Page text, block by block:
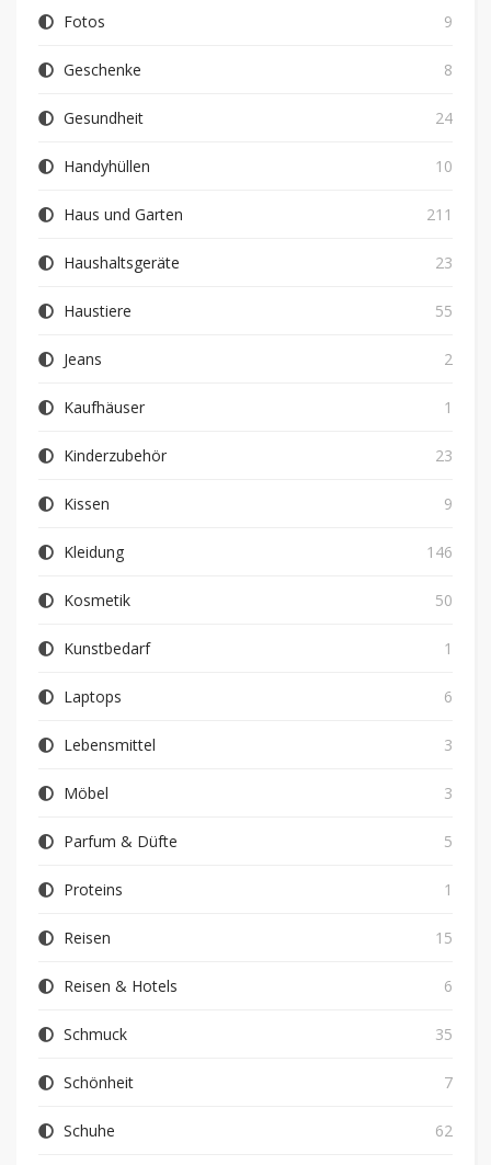
Fotos 9
Geschenke 8
Gesundheit 24
Handyhüllen 10
Haus und Garten 211
Haushaltsgeräte 23
Haustiere 55
Jeans 2
Kaufhäuser 1
Kinderzubehör 23
Kissen 9
Kleidung 146
Kosmetik 50
Kunstbedarf 1
Laptops 6
Lebensmittel 3
Möbel 3
Parfum & Düfte 5
Proteins 1
Reisen 15
Reisen & Hotels 6
Schmuck 35
Schönheit 7
Schuhe 62